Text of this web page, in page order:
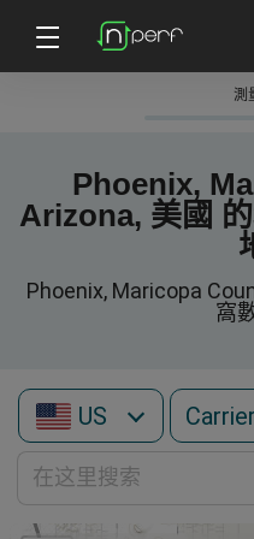
測
Phoenix,
Arizona, 美國
Phoenix, Maricopa
窩
US